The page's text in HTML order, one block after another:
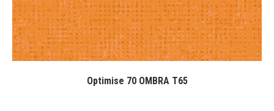
Optimise 70 OMBRA T65